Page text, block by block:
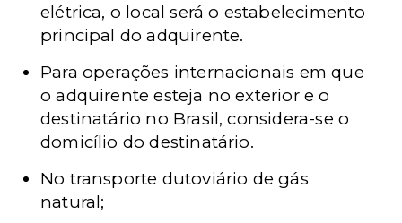
elétrica, o local será o estabelecimento
principal do adquirente.
Para operações internacionais em que
o adquirente esteja no exterior e o
destinatário no Brasil, considera-se o
domicílio do destinatário.
No transporte dutoviário de gás
natural;